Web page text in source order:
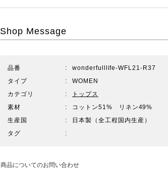
Shop Message
品番
wonderfulllife-WFL21-R37
タイプ
WOMEN
カテゴリ
トップス
素材
コットン51% リネン49%
生産国
日本製（全工程国内生産）
タグ
商品についてのお問い合わせ